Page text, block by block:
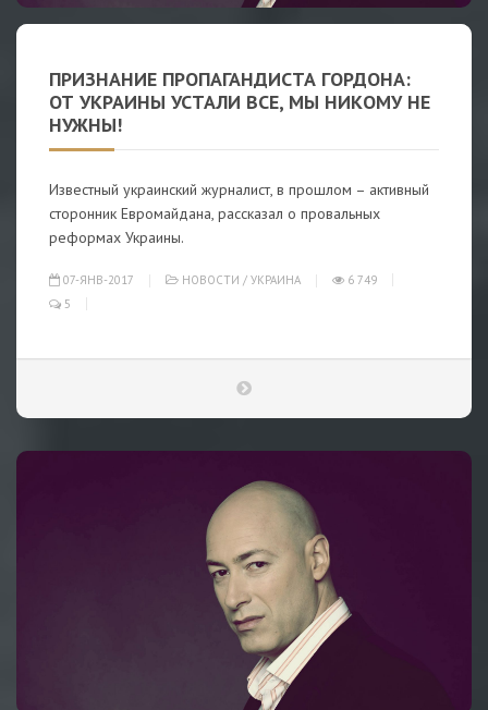
ПРИЗНАНИЕ ПРОПАГАНДИСТА ГОРДОНА:
ОТ УКРАИНЫ УСТАЛИ ВСЕ, МЫ НИКОМУ НЕ
НУЖНЫ!
Известный украинский журналист, в прошлом – активный
сторонник Евромайдана, рассказал о провальных
реформах Украины.
07-ЯНВ-2017 НОВОСТИ / УКРАИНА
6 749
5